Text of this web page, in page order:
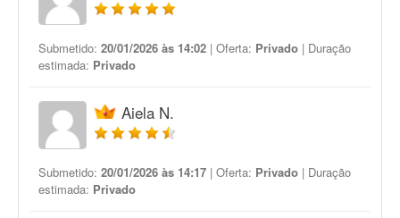
Submetido: 20/01/2026 às 14:02 | Oferta: Privado | Duração
estimada: Privado
Aiela N.
Submetido: 20/01/2026 às 14:17 | Oferta: Privado | Duração
estimada: Privado